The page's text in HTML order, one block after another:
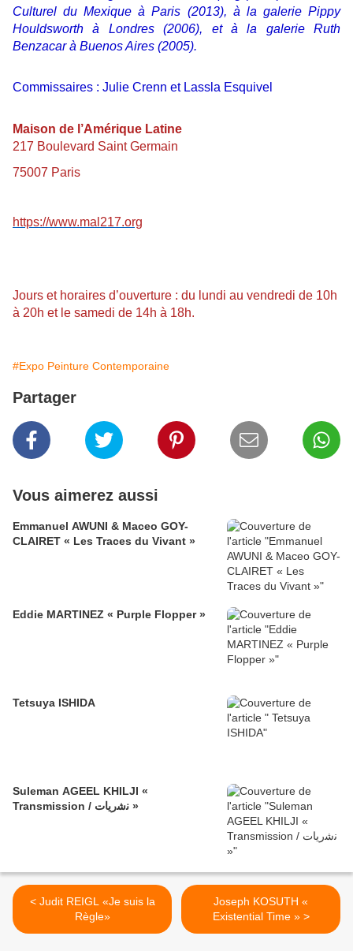
Culturel du Mexique à Paris (2013), à la galerie Pippy
Houldsworth à Londres (2006), et à la galerie Ruth
Benzacar à Buenos Aires (2005).
Commissaires : Julie Crenn et Lassla Esquivel
Maison de l’Amérique Latine
217 Boulevard Saint Germain
75007 Paris
https://www.mal217.org
Jours et horaires d’ouverture : du lundi au vendredi de 10h
à 20h et le samedi de 14h à 18h.
#Expo Peinture Contemporaine
Partager
Vous aimerez aussi
Emmanuel AWUNI & Maceo GOY-
CLAIRET « Les Traces du Vivant »
Eddie MARTINEZ « Purple Flopper »
Tetsuya ISHIDA
Suleman AGEEL KHILJI «
Transmission / ﻧﺷرﯾﺎت »
< Judit REIGL «Je suis la
Règle»
Joseph KOSUTH «
Existential Time » >